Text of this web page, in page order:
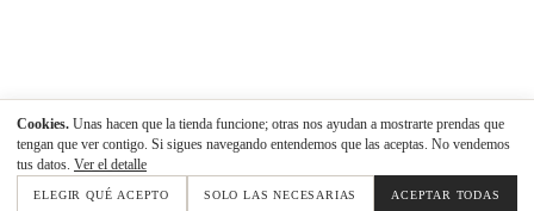
Cookies. Unas hacen que la tienda funcione; otras nos ayudan a mostrarte prendas que
tengan que ver contigo. Si sigues navegando entendemos que las aceptas. No vendemos
tus datos. Ver el detalle
ELEGIR QUÉ ACEPTO SOLO LAS NECESARIAS ACEPTAR TODAS